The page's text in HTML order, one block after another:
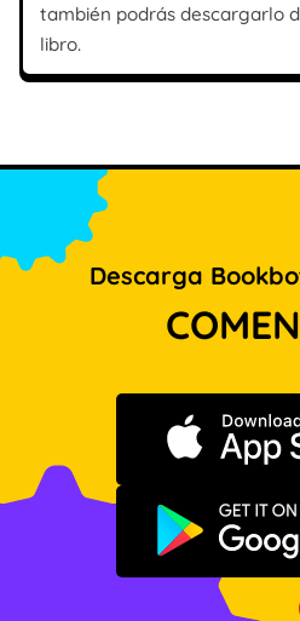
también podrás descargarlo
libro.
Descarga